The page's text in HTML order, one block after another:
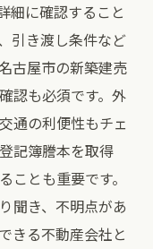
細に確認すること
引き渡し条件など
古屋市の新築建売
認も必須です。外
通の利便性もチェ
記簿謄本を取得
ことも重要です。
聞き、不明点があ
きる不動産会社と